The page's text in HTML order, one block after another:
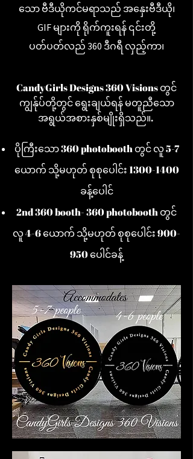
သော ဗီဒီယိုကင်မရာသည် အနှေးဗီဒီယို၊
GIF များကို ရိုက်ကူးရန် ၎င်းတို့
ပတ်ပတ်လည် 360 ဒီဂရီ လှည့်ကာ၊
CandyGirls Designs 360 Visions တွင်
ကျွန်ုပ်တို့တွင် ရွေးချယ်ရန် မတူညီသော
အရွယ်အစားနှစ်မျိုးရှိသည်။.
ပိုကြီးသော 360 photobooth တွင် လူ 5-7
ယောက် သို့မဟုတ် စုစုပေါင်း1300-1400
ခန့်ပေါင်
2nd 360 booth- 360 photobooth တွင်
လူ 4-6 ယောက် သို့မဟုတ် စုစုပေါင်း 900-
950 ပေါင်ခန့်